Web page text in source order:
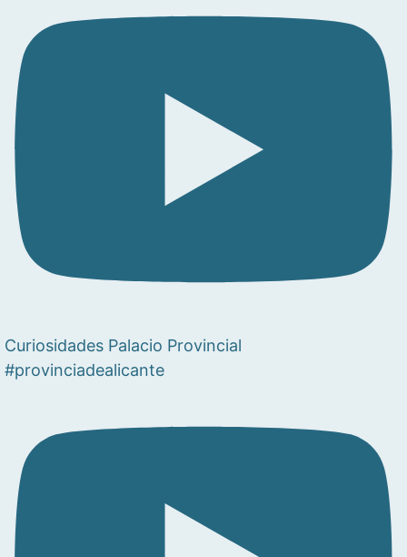
Curiosidades Palacio Provincial
#provinciadealicante